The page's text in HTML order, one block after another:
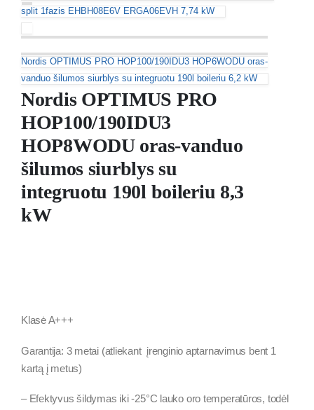
split 1fazis EHBH08E6V ERGA06EVH 7,74 kW
Nordis OPTIMUS PRO HOP100/190IDU3 HOP6WODU oras-
vanduo šilumos siurblys su integruotu 190l boileriu 6,2 kW
Nordis OPTIMUS PRO
HOP100/190IDU3
HOP8WODU oras-vanduo
šilumos siurblys su
integruotu 190l boileriu 8,3
kW
Klasė A+++
Garantija: 3 metai (atliekant įrenginio aptarnavimus bent 1
kartą į metus)
– Efektyvus šildymas iki -25°C lauko oro temperatūros, todėl